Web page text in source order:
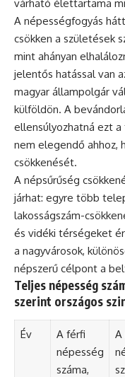
várható élettartama
A népességfogyás
csökken a születések
mint ahányan
jelentős hatással van
magyar állampolgár
külföldön. A
ellensúlyozhatná ezt
nem elegendő ahhoz,
csökkenését.
A népsűrűség
járhat: egyre több
lakosságszám-
és vidéki térségeket
a nagyvárosok,
népszerű célpont a
Teljes népesség
szerint országos
Év
A férfi
népesség
száma,
A